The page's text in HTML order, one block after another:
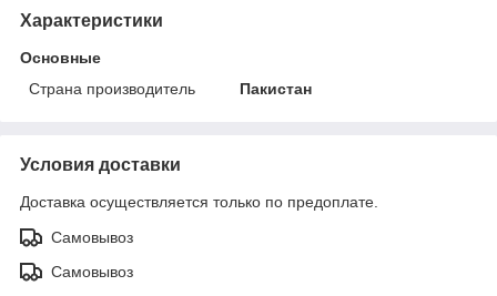
Характеристики
Основные
Страна производитель
Пакистан
Условия доставки
Доставка осуществляется только по предоплате.
Самовывоз
Самовывоз